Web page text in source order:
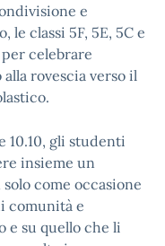
e
le classi 5F, 5E, 5C e
celebrare
rovescia verso il
10.10, gli studenti
insieme un
come occasione
comunità e
e su quello che li